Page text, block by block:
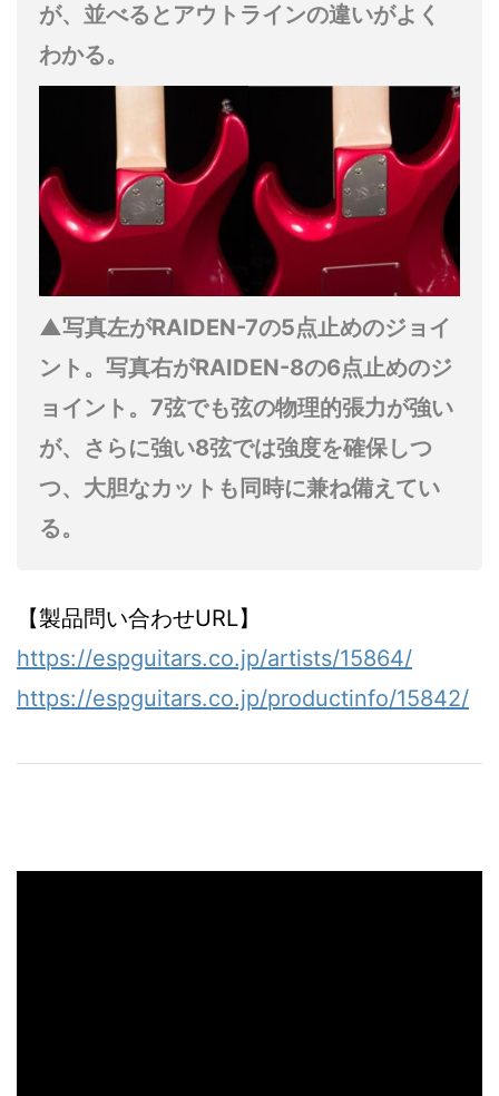
が、並べるとアウトラインの違いがよく
わかる。
▲写真左がRAIDEN-7の5点止めのジョイ
ント。写真右がRAIDEN-8の6点止めのジ
ョイント。7弦でも弦の物理的張力が強い
が、さらに強い8弦では強度を確保しつ
つ、大胆なカットも同時に兼ね備えてい
る。
【製品問い合わせURL】
https://espguitars.co.jp/artists/15864/
https://espguitars.co.jp/productinfo/15842/